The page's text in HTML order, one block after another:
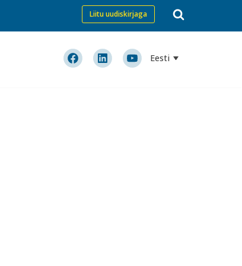
Liitu uudiskirjaga
Eesti